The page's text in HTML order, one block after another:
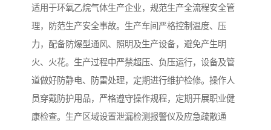
适用于环氧乙烷气体生产企业，规范生产全流程安全管
理，防范生产安全事故。生产车间严格控制温度、压
力，配备防爆型通风、照明及生产设备，避免产生明
火、火花。生产过程中严禁超压、负压运行，设备及管
道做好防静电、防雷处理，定期进行维护检修。操作人
员穿戴防护用品，严格遵守操作规程，定期开展职业健
康检查。生产区域设置泄漏检测报警仪及应急疏散通